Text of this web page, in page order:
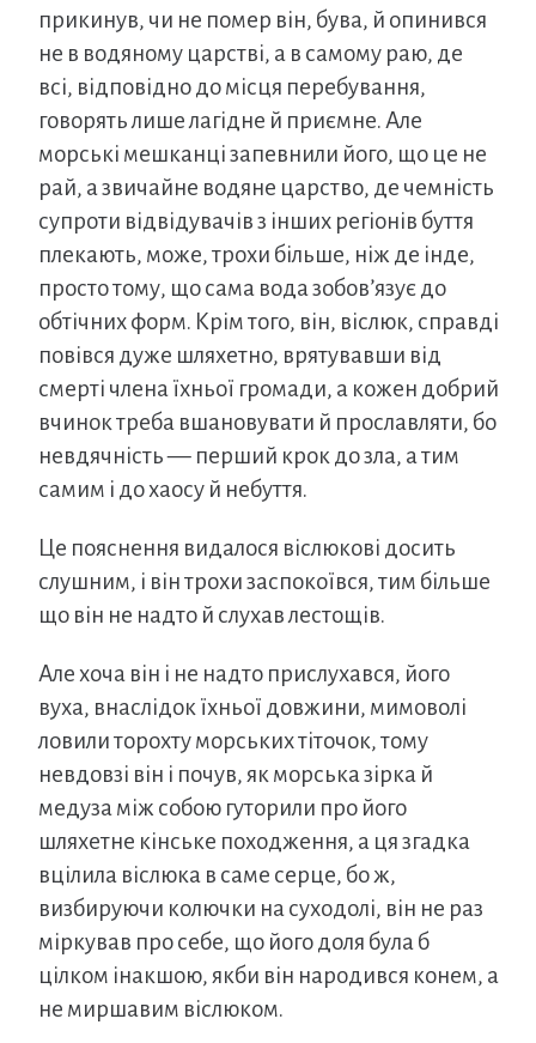
прикинув, чи не помер він, бува, й опинився
не в водяному царстві, а в самому раю, де
всі, відповідно до місця перебування,
говорять лише лагідне й приємне. Але
морські мешканці запевнили його, що це не
рай, а звичайне водяне царство, де чемність
супроти відвідувачів з інших регіонів буття
плекають, може, трохи більше, ніж де інде,
просто тому, що сама вода зобов’язує до
обтічних форм. Крім того, він, віслюк, справді
повівся дуже шляхетно, врятувавши від
смерті члена їхньої громади, а кожен добрий
вчинок треба вшановувати й прославляти, бо
невдячність — перший крок до зла, а тим
самим і до хаосу й небуття.
Це пояснення видалося віслюкові досить
слушним, і він трохи заспокоївся, тим більше
що він не надто й слухав лестощів.
Але хоча він і не надто прислухався, його
вуха, внаслідок їхньої довжини, мимоволі
ловили торохту морських тіточок, тому
невдовзі він і почув, як морська зірка й
медуза між собою гуторили про його
шляхетне кінське походження, а ця згадка
вцілила віслюка в саме серце, бо ж,
визбируючи колючки на суходолі, він не раз
міркував про себе, що його доля була б
цілком інакшою, якби він народився конем, а
не миршавим віслюком.